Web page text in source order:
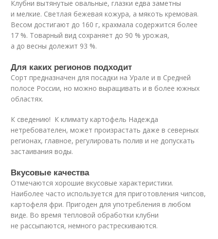
Клубни вытянутые овальные, глазки едва заметны
и мелкие. Светлая бежевая кожура, а мякоть кремовая.
Весом достигают до 160 г, крахмала содержится более
17 %. Товарный вид сохраняет до 90 % урожая,
а до весны долежит 93 %.
Для каких регионов подходит
Сорт предназначен для посадки на Урале и в Средней
полосе России, но можно выращивать и в более южных
областях.
К сведению! К климату картофель Надежда
нетребователен, может произрастать даже в северных
регионах, главное, регулировать полив и не допускать
застаивания воды.
Вкусовые качества
Отмечаются хорошие вкусовые характеристики.
Наиболее часто используется для приготовления чипсов,
картофеля фри. Пригоден для употребления в любом
виде. Во время тепловой обработки клубни
не рассыпаются, немного растрескиваются.